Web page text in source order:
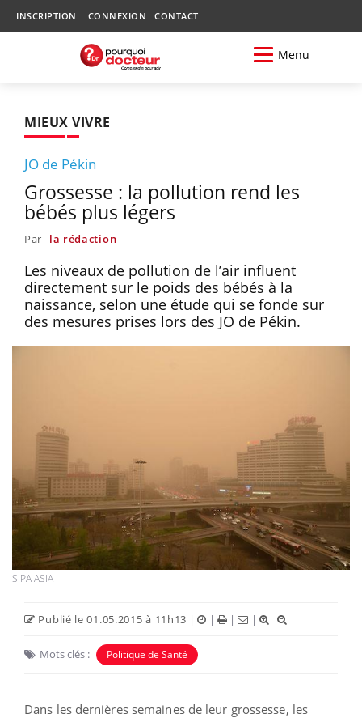
INSCRIPTION CONNEXION CONTACT
Menu
MIEUX VIVRE
JO de Pékin
Grossesse : la pollution rend les
bébés plus légers
Par la rédaction
Les niveaux de pollution de l’air influent
directement sur le poids des bébés à la
naissance, selon une étude qui se fonde sur
des mesures prises lors des JO de Pékin.
SIPA ASIA
Publié le 01.05.2015 à 11h13 | | | |
Mots clés : Politique de Santé
Dans les dernières semaines de leur grossesse, les